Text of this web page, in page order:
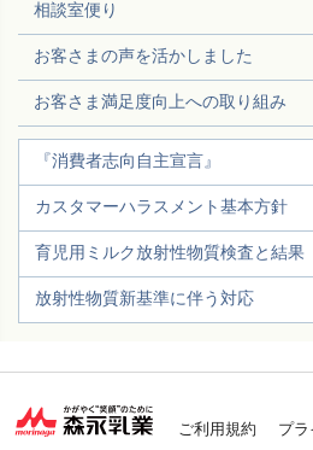
相談室便り
お客さまの声を活かしました
お客さま満足度向上への取り組み
『消費者志向自主宣言』
カスタマーハラスメント基本方針
育児用ミルク放射性物質検査と結果
放射性物質新基準に伴う対応
ご利用規約 プ